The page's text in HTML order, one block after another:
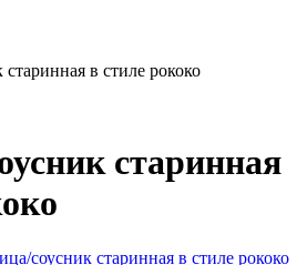
в стиле рококо
старинная